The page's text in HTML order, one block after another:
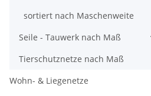
sortiert nach Maschenweite
Seile - Tauwerk nach Maß
Tierschutznetze nach Maß
Wohn- & Liegenetze